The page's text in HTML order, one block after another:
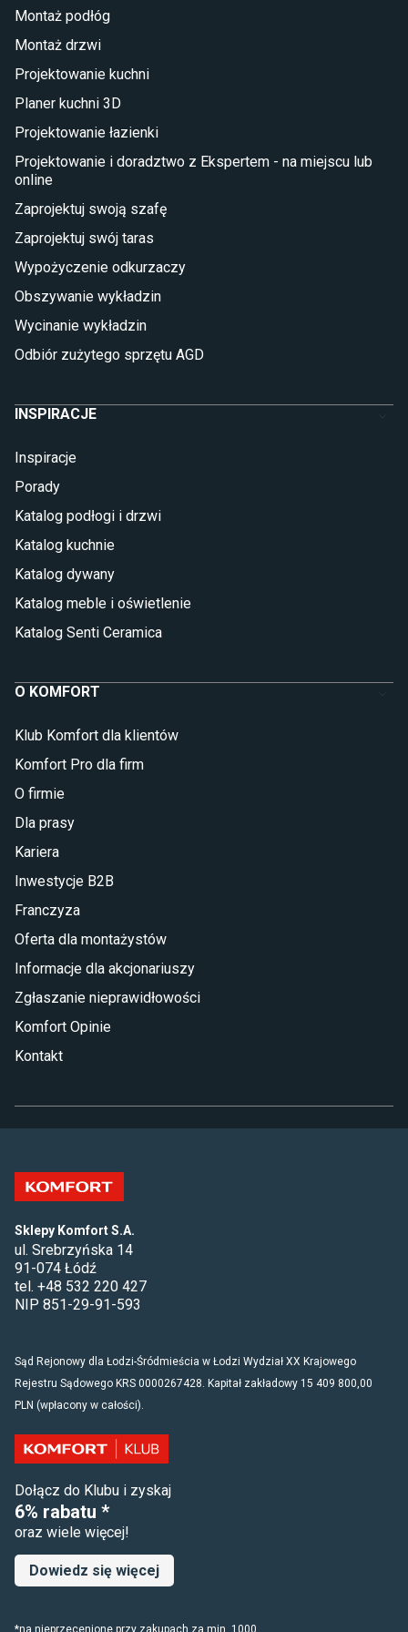
Taras i balkon
Sztuczna trawa miękka
Koce i pledy
Płytki na balkon
Lampy stojące LED
Płytki
Płytki Cersanit
Płytki wielkoformatowe
Glazura
Płytki marmurowe
Montaż podłóg
Montaż drzwi
Projektowanie kuchni
Planer kuchni 3D
Projektowanie łazienki
Projektowanie i doradztwo z Ekspertem - na miejscu lub
online
Zaprojektuj swoją szafę
Zaprojektuj swój taras
Wypożyczenie odkurzaczy
Obszywanie wykładzin
Wycinanie wykładzin
Odbiór zużytego sprzętu AGD
INSPIRACJE
Inspiracje
Porady
Katalog podłogi i drzwi
Katalog kuchnie
Katalog dywany
Katalog meble i oświetlenie
Katalog Senti Ceramica
O KOMFORT
Klub Komfort dla klientów
Komfort Pro dla firm
O firmie
Dla prasy
Kariera
Inwestycje B2B
Franczyza
Oferta dla montażystów
Informacje dla akcjonariuszy
Zgłaszanie nieprawidłowości
Komfort Opinie
Kontakt
Sklepy Komfort S.A.
ul. Srebrzyńska 14
91-074 Łódź
tel. +48 532 220 427
NIP 851-29-91-593
Sąd Rejonowy dla Łodzi-Śródmieścia w Łodzi Wydział XX Krajowego
Rejestru Sądowego KRS 0000267428. Kapitał zakładowy 15 409 800,00
PLN (wpłacony w całości).
Dołącz do Klubu i zyskaj
6% rabatu *
oraz wiele więcej!
Dowiedz się więcej
*na nieprzecenione przy zakupach za min. 1000